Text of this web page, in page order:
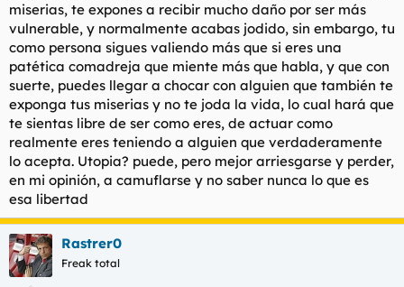
miserias, te expones a recibir mucho daño por ser más
vulnerable, y normalmente acabas jodido, sin embargo, tu
como persona sigues valiendo más que si eres una
patética comadreja que miente más que habla, y que con
suerte, puedes llegar a chocar con alguien que también te
exponga tus miserias y no te joda la vida, lo cual hará que
te sientas libre de ser como eres, de actuar como
realmente eres teniendo a alguien que verdaderamente
lo acepta. Utopia? puede, pero mejor arriesgarse y perder,
en mi opinión, a camuflarse y no saber nunca lo que es
esa libertad
Rastrer0
Freak total